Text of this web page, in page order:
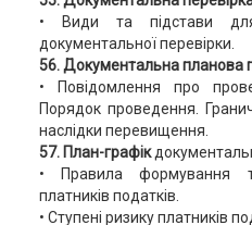
• Види та підстави
документальної перевірки.
56. Документальна планова
• Повідомлення про
Порядок проведення.
наслідки перевищення.
57. План-графік
• Правила формування
платників податків.
• Ступені ризику платників